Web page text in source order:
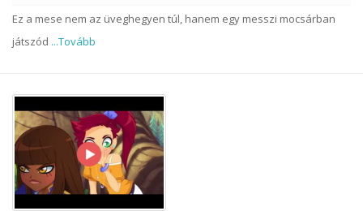
Ez a mese nem az üveghegyen túl, hanem egy messzi mocsárban
játszód ...Tovább